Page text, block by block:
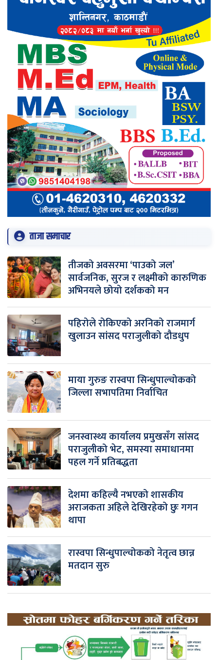
ताजा समाचार
तीजको अवसरमा ‘पाउको जल’
सार्वजनिक, सुरज र लक्ष्मीको कारुणिक
अभिनयले छोयो दर्शकको मन
पहिरोले रोकिएको अरनिको राजमार्ग
खुलाउन सांसद पराजुलीको दौडधुप
माया गुरुङ रास्वपा सिन्धुपाल्चोकको
जिल्ला सभापतिमा निर्वाचित
जनस्वास्थ्य कार्यालय प्रमुखसँग सांसद
पराजुलीको भेट, समस्या समाधानमा
पहल गर्ने प्रतिबद्धता
देशमा कहिल्यै नभएको शासकीय
अराजकता अहिले देखिरहेको छुः गगन
थापा
रास्वपा सिन्धुपाल्चोकको नेतृत्व छान्न
मतदान सुरु